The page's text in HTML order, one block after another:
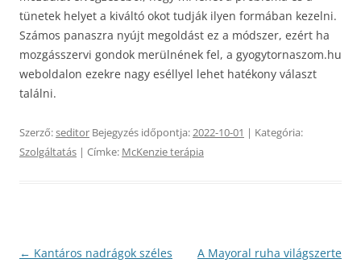
tünetek helyet a kiváltó okot tudják ilyen formában kezelni.
Számos panaszra nyújt megoldást ez a módszer, ezért ha
mozgásszervi gondok merülnének fel, a gyogytornaszom.hu
weboldalon ezekre nagy eséllyel lehet hatékony választ
találni.
Szerző:seditor Bejegyzés időpontja:2022-10-01 | Kategória:
Szolgáltatás | Címke: McKenzie terápia
Bejegyzés
← Kantáros nadrágok széles
A Mayoral ruha világszerte